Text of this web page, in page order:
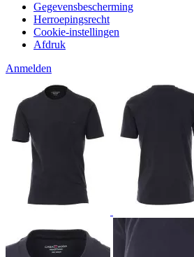
Gegevensbescherming
Herroepingsrecht
Cookie-instellingen
Afdruk
Anmelden